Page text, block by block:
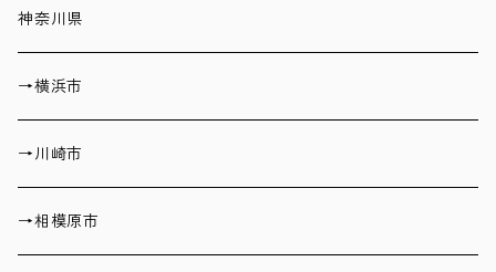
神奈川県
→横浜市
→川崎市
→相模原市